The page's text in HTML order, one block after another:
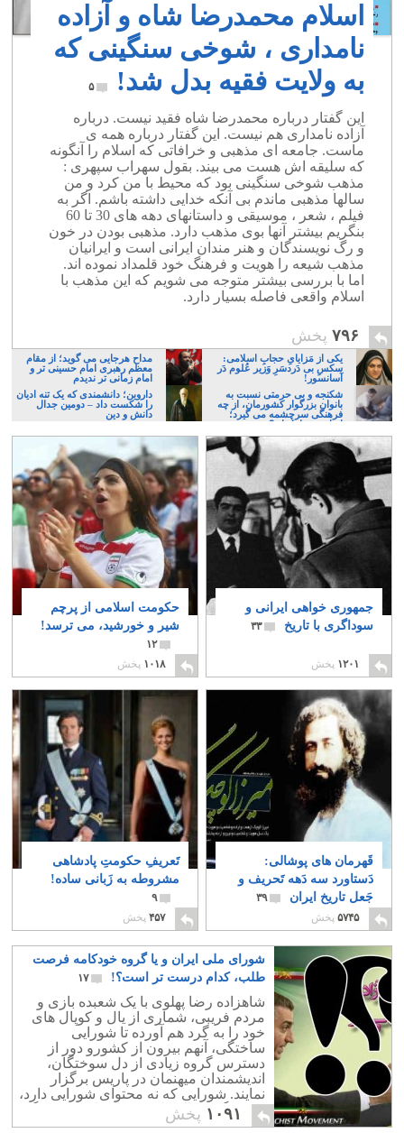
اسلام محمدرضا شاه و آزاده
نامداری ، شوخی سنگینی که
به ولایت فقیه بدل شد!
۵
این گفتار درباره محمدرضا شاه فقید نیست. درباره
آزاده نامداری هم نیست. این گفتار درباره همه ی
ماست. جامعه ای مذهبی و خرافاتی که اسلام را آنگونه
که سلیقه اش هست می بیند. بقول سهراب سپهری :
مذهب شوخی سنگینی بود که محیط با من کرد و من
سالها مذهبی ماندم بی آنکه خدایی داشته باشم. اگر به
فیلم ، شعر ، موسیقی و داستانهای دهه های 30 تا 60
بنگریم بیشتر آنها بوی مذهب دارد. مذهبی بودن در خون
و رگ نویسندگان و هنر مندان ایرانی است و ایرانیان
مذهب شیعه را هویت و فرهنگ خود قلمداد نموده اند.
اما با بررسی بیشتر متوجه می شویم که این مذهب با
اسلام واقعی فاصله بسیار دارد.
۷۹۶ پخش
یکی از مَزایایِ حجابِ اسلامی:
سکسِ بی دَردسَرِ وَزیر عُلوم دَر
آسانسور!
مداح هرجایی می گوید؛ از مقام
معظم رهبری امام حسینی تر و
امام زمانی تر ندیدم
شکنجه و بی حرمتی نسبت به
بانوان بزرگوار کشورمان، از چه
فرهنگی سرچشمه می گیرد؛
ایرانی، و یا تازیان؟
داروین؛ دانشمندی که یک تنه ادیان
را شکست داد – دومین جدال
دانش و دین
جمهوری خواهی ایرانی و
سوداگری با تاریخ
۳۳
۱۲۰۱ پخش
حکومت اسلامی از پرچم
شیر و خورشید، می ترسد!
۱۲
۱۰۱۸ پخش
قَهرمان های پوشالی:
دَستاورد سه دَهه تَحریف و
جَعل تاریخ ایران
۳۹
۵۷۴۵ پخش
تَعریفِ حکومتِ پادشاهی
مشروطه به زَبانی ساده!
۹
۴۵۷ پخش
شورای ملی ایران و یا گروه خودکامه فرصت
طلب، کدام درست تر است؟!
۱۷
شاهزاده رضا پهلوی با یک شعبده بازی و
مردم فریبی، شماری از یال و کوپال های
خود را به گرد هم آورده تا شورایی
ساختگی، آنهم بیرون از کشورو دور از
دسترس گروه زیادی از دل سوختگان،
اندیشمندان میهنمان در پاریس برگزار
نمایند. شورایی که نه محتوای شورایی دارد،
و نه رنگ و حال ملی و نشانه ای از فرهنگ
کشورمان.
۱۰۹۱ پخش